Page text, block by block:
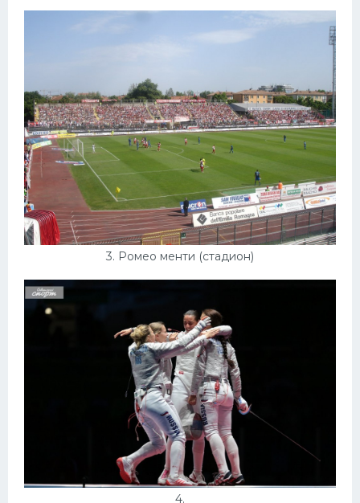
3. Ромео менти (стадион)
4.